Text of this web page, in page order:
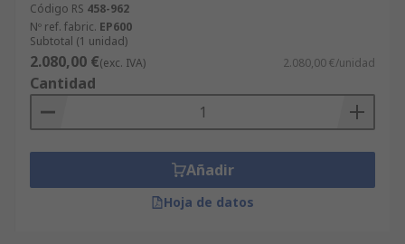
Código RS 458-962
Nº ref. fabric. EP600
Subtotal (1 unidad)
2.080,00 €(exc. IVA) 2.080,00 €/unidad
Cantidad
Añadir
Hoja de datos